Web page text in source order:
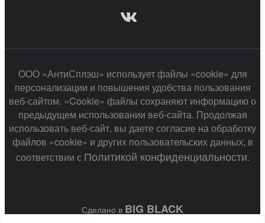
ООО «АнтиСплэш» использует файлы «cookie» для
персонализации и повышения удобства пользования
веб-сайтом. «Cookie» файлы сохраняют информацию о
предыдущем использовании веб-сайта. Продолжая
использовать веб-сайт, вы даете согласие на обработку
файлов «cookie» и других пользовательских данных, в
соответствии с Политикой конфиденциальности.
Сделано в BIG BLACK